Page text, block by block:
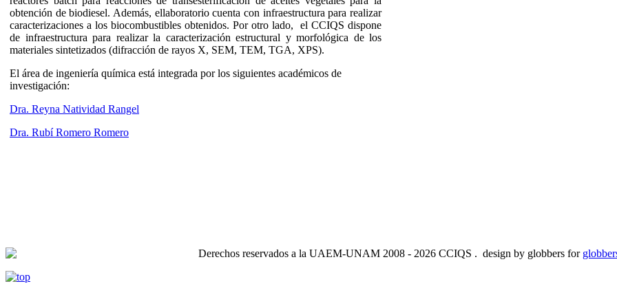
obtención de biodiesel. Además, ellaboratorio cuenta con infraestructura para realizar
caracterizaciones a los biocombustibles obtenidos. Por otro lado, el CCIQS dispone
de infraestructura para realizar la caracterización estructural y morfológica de los
materiales sintetizados (difracción de rayos X, SEM, TEM, TGA, XPS).
El área de ingeniería química está integrada por los siguientes académicos de
investigación:
Dra. Reyna Natividad Rangel
Dra. Rubí Romero Romero
Derechos reservados a la UAEM-UNAM 2008 - 2026 CCIQS . design by globbers for